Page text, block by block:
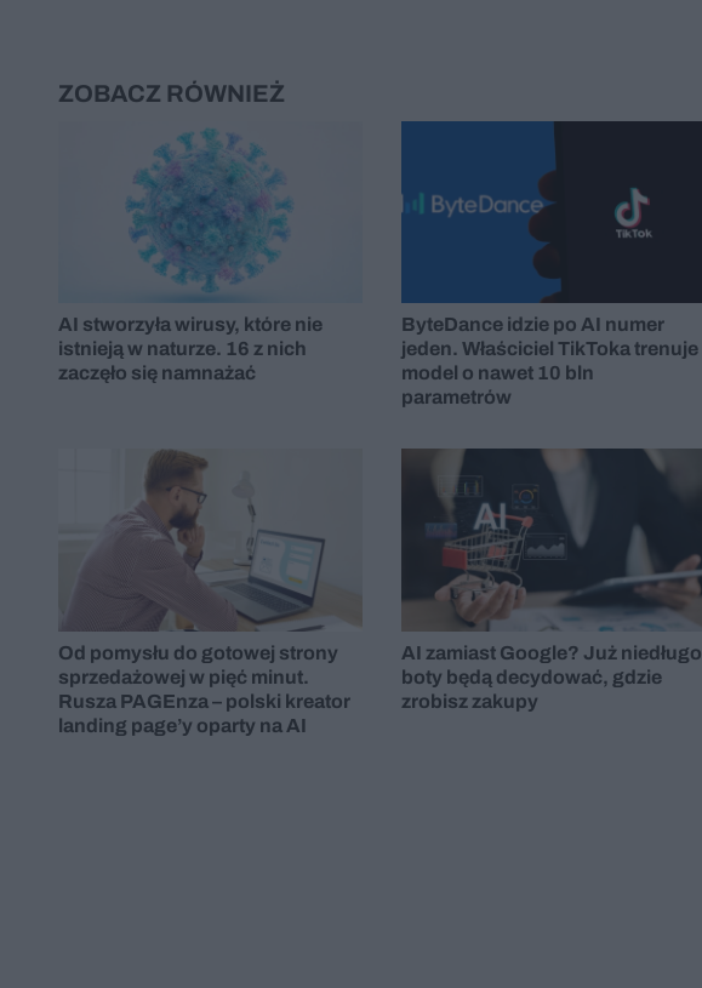
ZOBACZ RÓWNIEŻ
AI stworzyła wirusy, które nie
istnieją w naturze. 16 z nich
zaczęło się namnażać
ByteDance idzie po AI numer
jeden. Właściciel TikToka trenuje
model o nawet 10 bln
parametrów
Od pomysłu do gotowej strony
sprzedażowej w pięć minut.
Rusza PAGEnza – polski kreator
landing page’y oparty na AI
AI zamiast Google? Już niedługo
boty będą decydować, gdzie
zrobisz zakupy